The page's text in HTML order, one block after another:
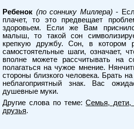
Ребенок (по соннику Миллера) -
плачет, то это предвещает
здоровьем. Если же Вам
малыш, то такой сон
крепкую дружбу. Сон, в котором
самостоятельные шаги, означает,
вполне можете рассчитывать на
полагаться на чужое мнение.
стороны близкого человека. Брать
неблагоприятный знак. Вас
душевные муки.
Другие слова по теме:Семья, дети,
друзья.